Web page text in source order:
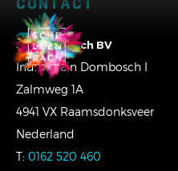
CONTACT
Schellenbach BV
Ind. Terrein Dombosch I
Zalmweg 1A
4941 VX Raamsdonksveer
Nederland
T: 0162 520 460